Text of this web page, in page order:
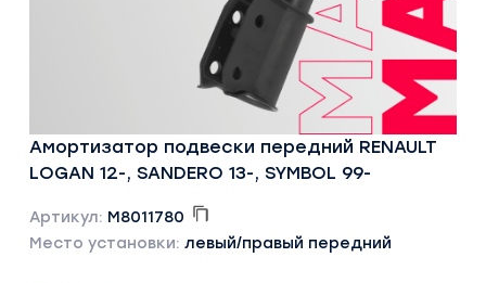
Амортизатор подвески передний RENAULT
LOGAN 12-, SANDERO 13-, SYMBOL 99-
Артикул: M8011780
Место установки: левый/правый передний